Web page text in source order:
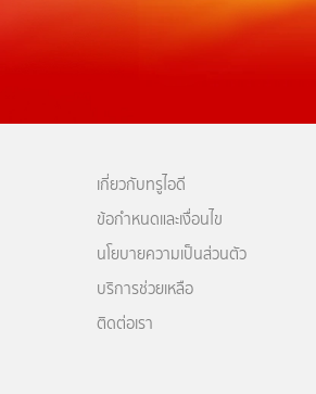
เกี่ยวกับทรูไอดี
ข้อกำหนดและเงื่อนไข
นโยบายความเป็นส่วนตัว
บริการช่วยเหลือ
ติดต่อเรา